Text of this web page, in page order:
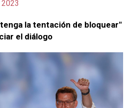
la tentación de bloquear"
el diálogo